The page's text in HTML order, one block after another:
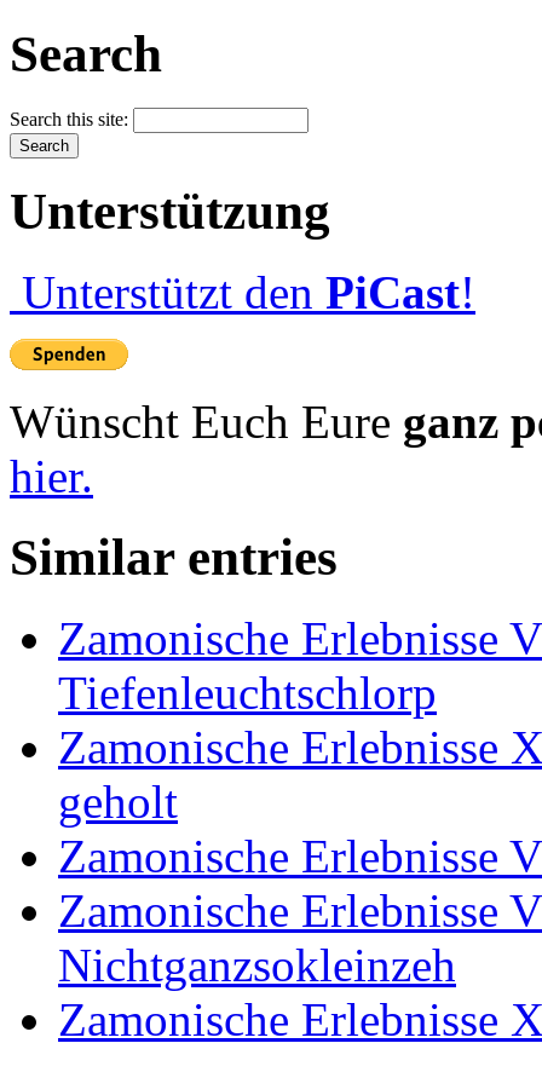
Search
Search this site:
Unterstützung
Unterstützt den PiCast!
Wünscht Euch Eure ganz
hier.
Similar entries
Zamonische Erlebnisse
Tiefenleuchtschlorp
Zamonische Erlebnisse
geholt
Zamonische Erlebnisse
Zamonische Erlebnisse
Nichtganzsokleinzeh
Zamonische Erlebnisse